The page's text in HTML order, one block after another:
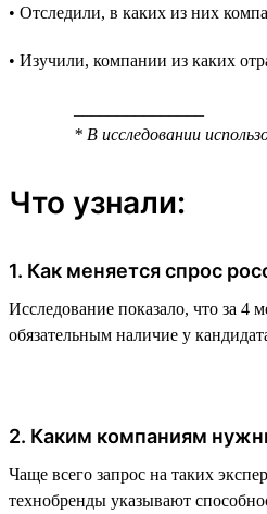
• Отследили, в каких из них
• Изучили, компании из каких
* В исследовании
Что узнали:
1. Как меняется спрос
Исследование показало, что за 4
обязательным наличие у
2. Каким компаниям
Чаще всего запрос на таких
технобренды указывают